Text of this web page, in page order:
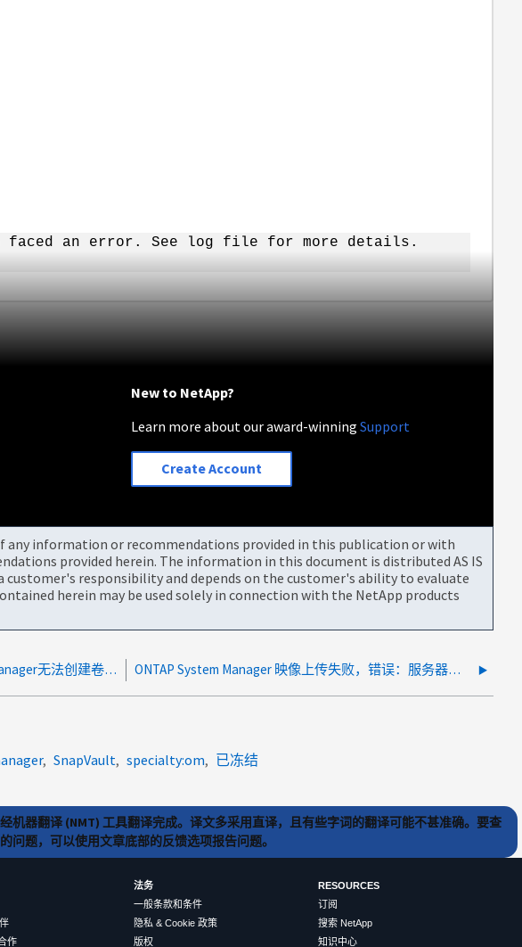
faced an error. See log file for more details.
New to NetApp?
Learn more about our award-winningSupport
Create Account
information or recommendations provided in this publication or with
provided herein. The information in this document is distributed AS IS
responsibility and depends on the customer's ability to evaluate
herein may be used solely in connection with the NetApp products
由于资源分配设置、ONTAP System Manager无法创建卷或迁移卷 ONTAP System Manager 映像上传失败，错误：服务器可能尚未处理该请求
SnapVault specialty:om 已冻结
器翻译 (NMT) 工具翻译完成。译文多采用直译，且有些字词的翻译可能不甚准确。要查
问题，可以使用文章底部的反馈选项报告问题。
作
法务
一般条款和条件
隐私 & Cookie 政策
版权
RESOURCES
订阅
搜索 NetApp
知识中心